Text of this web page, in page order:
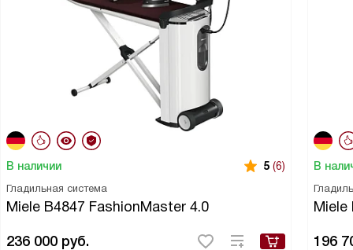
В наличии 5 (6)
Гладильная система
Miele B4847 FashionMaster 4.0
236 000 руб.
В
Miele
196